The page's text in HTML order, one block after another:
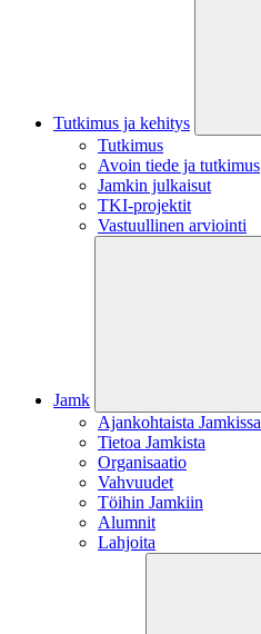
Tutkimus ja kehitys
Tutkimus
Avoin tiede ja tutkimus
Jamkin julkaisut
TKI-projektit
Vastuullinen arviointi
Jamk
Ajankohtaista Jamkissa
Tietoa Jamkista
Organisaatio
Vahvuudet
Töihin Jamkiin
Alumnit
Lahjoita